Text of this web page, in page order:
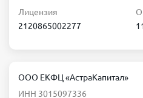
Лицензия
2120865002277
ООО ЕКФЦ «АстраКапитал»
ИНН 3015097336